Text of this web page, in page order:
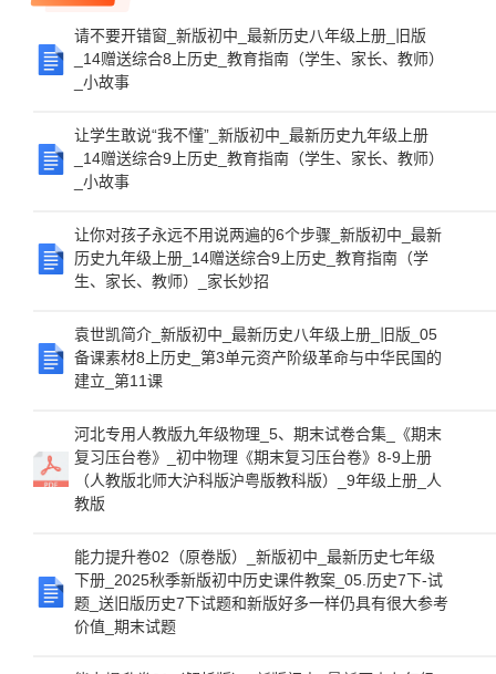
请不要开错窗_新版初中_最新历史八年级上册_旧版
_14赠送综合8上历史_教育指南（学生、家长、教师）
_小故事
让学生敢说“我不懂”_新版初中_最新历史九年级上册
_14赠送综合9上历史_教育指南（学生、家长、教师）
_小故事
让你对孩子永远不用说两遍的6个步骤_新版初中_最新
历史九年级上册_14赠送综合9上历史_教育指南（学
生、家长、教师）_家长妙招
袁世凯简介_新版初中_最新历史八年级上册_旧版_05
备课素材8上历史_第3单元资产阶级革命与中华民国的
建立_第11课
河北专用人教版九年级物理_5、期末试卷合集_《期末
复习压台卷》_初中物理《期末复习压台卷》8-9上册
（人教版北师大沪科版沪粤版教科版）_9年级上册_人
教版
能力提升卷02（原卷版）_新版初中_最新历史七年级
下册_2025秋季新版初中历史课件教案_05.历史7下-试
题_送旧版历史7下试题和新版好多一样仍具有很大参考
价值_期末试题